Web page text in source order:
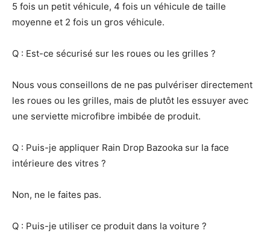
5 fois un petit véhicule, 4 fois un véhicule de taille
moyenne et 2 fois un gros véhicule.
Q : Est-ce sécurisé sur les roues ou les grilles ?
Nous vous conseillons de ne pas pulvériser directement
les roues ou les grilles, mais de plutôt les essuyer avec
une serviette microfibre imbibée de produit.
Q : Puis-je appliquer Rain Drop Bazooka sur la face
intérieure des vitres ?
Non, ne le faites pas.
Q : Puis-je utiliser ce produit dans la voiture ?